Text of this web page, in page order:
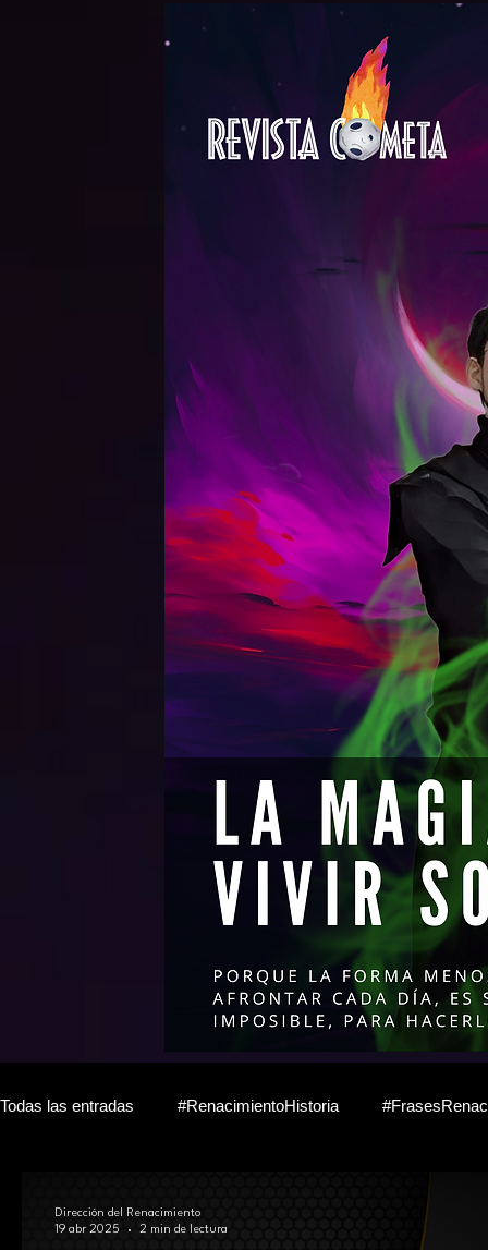
Todas las entradas #RenacimientoHistoria
Dirección del Renacimiento
19 abr 2025
2 min de lectura